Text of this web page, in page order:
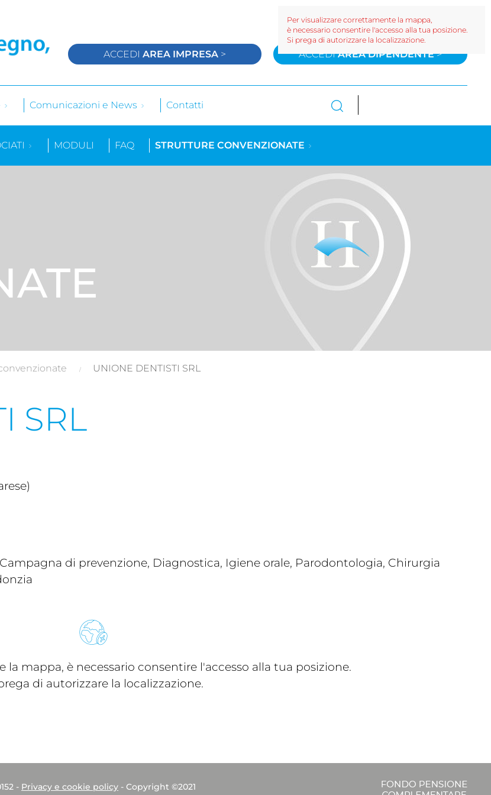
ACCEDIAREA IMPRESA > ACCEDIAREA DIPENDENTE>
Comunicazioni e News Contatti
MODULI FAQ STRUTTURE CONVENZIONATE
UNIONE DENTISTI SRL
SRL
di prevenzione, Diagnostica, Igiene orale, Parodontologia, Chirurgia
la mappa, è necessario consentire l'accesso alla tua posizione.
di autorizzare la localizzazione.
- Privacy e cookie policy - Copyright ©2021
Per visualizzare correttamente la mappa,
è necessario consentire l'accesso alla tua posizione.
Si prega di autorizzare la localizzazione.